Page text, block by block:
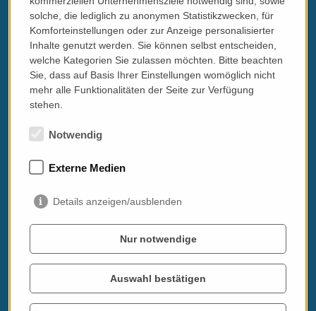
solche, die lediglich zu anonymen Statistikzwecken, für
Komforteinstellungen oder zur Anzeige personalisierter
Inhalte genutzt werden. Sie können selbst entscheiden,
welche Kategorien Sie zulassen möchten. Bitte beachten
Sie, dass auf Basis Ihrer Einstellungen womöglich nicht
mehr alle Funktionalitäten der Seite zur Verfügung
stehen.
Notwendig
Externe Medien
Details anzeigen/ausblenden
Nur notwendige
Auswahl bestätigen